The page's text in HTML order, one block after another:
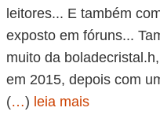
leitores... E também
exposto em fóruns...
muito da
em 2015, depois com
(…) leia mais